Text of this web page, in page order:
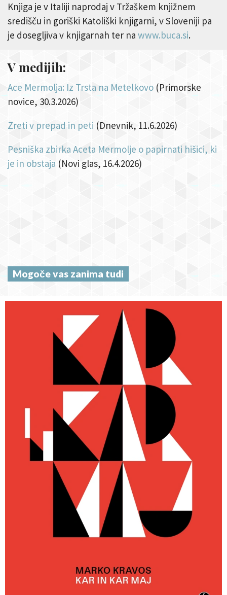
Knjiga je v Italiji naprodaj v Tržaškem knjižnem
središču in goriški Katoliški knjigarni, v Sloveniji pa
je dosegljiva v knjigarnah ter na www.buca.si.
V medijih:
Ace Mermolja: Iz Trsta na Metelkovo (Primorske
novice, 30.3.2026)
Zreti v prepad in peti (Dnevnik, 11.6.2026)
Pesniška zbirka Aceta Mermolje o papirnati hišici, ki
je in obstaja (Novi glas, 16.4.2026)
Mogoče vas zanima tudi